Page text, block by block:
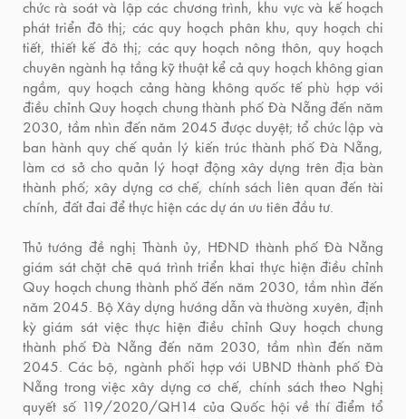
chức rà soát và lập các chương trình, khu vực và kế hoạch
phát triển đô thị; các quy hoạch phân khu, quy hoạch chi
tiết, thiết kế đô thị; các quy hoạch nông thôn, quy hoạch
chuyên ngành hạ tầng kỹ thuật kể cả quy hoạch không gian
ngầm, quy hoạch cảng hàng không quốc tế phù hợp với
điều chỉnh Quy hoạch chung thành phố Đà Nẵng đến năm
2030, tầm nhìn đến năm 2045 được duyệt; tổ chức lập và
ban hành quy chế quản lý kiến trúc thành phố Đà Nẵng,
làm cơ sở cho quản lý hoạt động xây dựng trên địa bàn
thành phố; xây dựng cơ chế, chính sách liên quan đến tài
chính, đất đai để thực hiện các dự án ưu tiên đầu tư.
Thủ tướng đề nghị Thành ủy, HĐND thành phố Đà Nẵng
giám sát chặt chẽ quá trình triển khai thực hiện điều chỉnh
Quy hoạch chung thành phố đến năm 2030, tầm nhìn đến
năm 2045. Bộ Xây dựng hướng dẫn và thường xuyên, định
kỳ giám sát việc thực hiện điều chỉnh Quy hoạch chung
thành phố Đà Nẵng đến năm 2030, tầm nhìn đến năm
2045. Các bộ, ngành phối hợp với UBND thành phố Đà
Nẵng trong việc xây dựng cơ chế, chính sách theo Nghị
quyết số 119/2020/QH14 của Quốc hội về thí điểm tổ